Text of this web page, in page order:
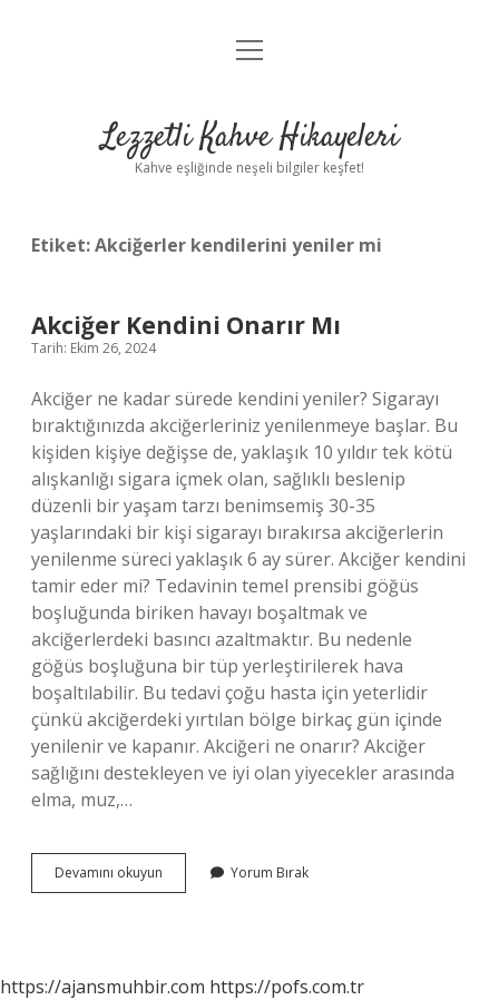
Anasayfa
Yasal Uyarı
menüyü
Lezzetli Kahve Hikayeleri
Kahve eşliğinde neşeli bilgiler keşfet!
Etiket:Akciğerler kendilerini yeniler mi
Akciğer Kendini Onarır Mı
Tarih: Ekim 26, 2024
Akciğer ne kadar sürede kendini yeniler? Sigarayı
bıraktığınızda akciğerleriniz yenilenmeye başlar. Bu
kişiden kişiye değişse de, yaklaşık 10 yıldır tek kötü
alışkanlığı sigara içmek olan, sağlıklı beslenip
düzenli bir yaşam tarzı benimsemiş 30-35
yaşlarındaki bir kişi sigarayı bırakırsa akciğerlerin
yenilenme süreci yaklaşık 6 ay sürer. Akciğer kendini
tamir eder mi? Tedavinin temel prensibi göğüs
boşluğunda biriken havayı boşaltmak ve
akciğerlerdeki basıncı azaltmaktır. Bu nedenle
göğüs boşluğuna bir tüp yerleştirilerek hava
boşaltılabilir. Bu tedavi çoğu hasta için yeterlidir
çünkü akciğerdeki yırtılan bölge birkaç gün içinde
yenilenir ve kapanır. Akciğeri ne onarır? Akciğer
sağlığını destekleyen ve iyi olan yiyecekler arasında
elma, muz,…
Devamını okuyun
Kendini
Yorum Bırak
https://ajansmuhbir.com https://pofs.com.tr